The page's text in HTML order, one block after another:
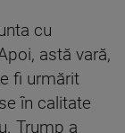
cu
astă vară,
fi urmărit
în calitate
Trump a